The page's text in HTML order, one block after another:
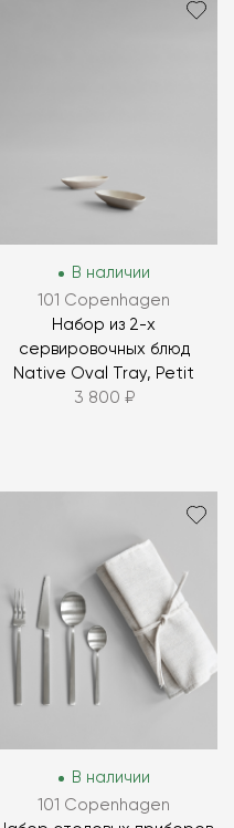
В наличии
101 Copenhagen
Набор из 2-х
сервировочных блюд
Native Oval Tray, Petit
3 800 ₽
В наличии
101 Copenhagen